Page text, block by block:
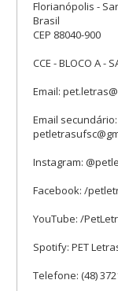
Florianópolis -
Brasil
CEP 88040-900
CCE - BLOCO A -
Email:
Email secundário:
Instagram:
Facebook: /
YouTube: /
Spotify: PET
Telefone: (48)